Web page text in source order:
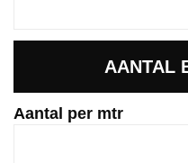
AANTAL
Aantal per mtr